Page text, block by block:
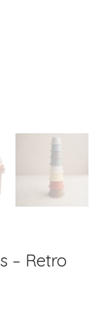
– Retro